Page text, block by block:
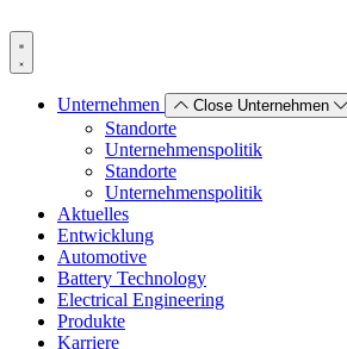
Inhalt
wechseln
Unternehmen Close Unternehmen
Standorte
Unternehmenspolitik
Standorte
Unternehmenspolitik
Aktuelles
Entwicklung
Automotive
Battery Technology
Electrical Engineering
Produkte
Karriere